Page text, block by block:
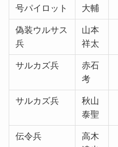
号パイロット
大輔
偽装ウルサス
兵
山本
祥太
サルカズ兵
赤石
考
サルカズ兵
秋山
泰聖
伝令兵
高木